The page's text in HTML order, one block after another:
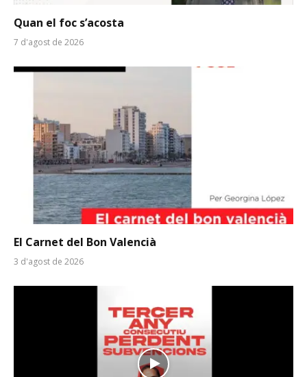
Quan el foc s’acosta
7 d'agost de 2026
El Carnet del Bon Valencià
3 d'agost de 2026